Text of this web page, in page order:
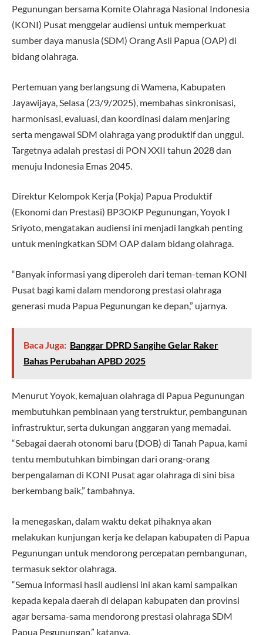
Pegunungan bersama Komite Olahraga Nasional Indonesia
(KONI) Pusat menggelar audiensi untuk memperkuat
sumber daya manusia (SDM) Orang Asli Papua (OAP) di
bidang olahraga.
Pertemuan yang berlangsung di Wamena, Kabupaten
Jayawijaya, Selasa (23/9/2025), membahas sinkronisasi,
harmonisasi, evaluasi, dan koordinasi dalam menjaring
serta mengawal SDM olahraga yang produktif dan unggul.
Targetnya adalah prestasi di PON XXII tahun 2028 dan
menuju Indonesia Emas 2045.
Direktur Kelompok Kerja (Pokja) Papua Produktif
(Ekonomi dan Prestasi) BP3OKP Pegunungan, Yoyok I
Sriyoto, mengatakan audiensi ini menjadi langkah penting
untuk meningkatkan SDM OAP dalam bidang olahraga.
“Banyak informasi yang diperoleh dari teman-teman KONI
Pusat bagi kami dalam mendorong prestasi olahraga
generasi muda Papua Pegunungan ke depan,” ujarnya.
Baca Juga: Banggar DPRD Sangihe Gelar Raker
Bahas Perubahan APBD 2025
Menurut Yoyok, kemajuan olahraga di Papua Pegunungan
membutuhkan pembinaan yang terstruktur, pembangunan
infrastruktur, serta dukungan anggaran yang memadai.
“Sebagai daerah otonomi baru (DOB) di Tanah Papua, kami
tentu membutuhkan bimbingan dari orang-orang
berpengalaman di KONI Pusat agar olahraga di sini bisa
berkembang baik,” tambahnya.
Ia menegaskan, dalam waktu dekat pihaknya akan
melakukan kunjungan kerja ke delapan kabupaten di Papua
Pegunungan untuk mendorong percepatan pembangunan,
termasuk sektor olahraga.
“Semua informasi hasil audiensi ini akan kami sampaikan
kepada kepala daerah di delapan kabupaten dan provinsi
agar bersama-sama mendorong prestasi olahraga SDM
Papua Pegunungan,” katanya.